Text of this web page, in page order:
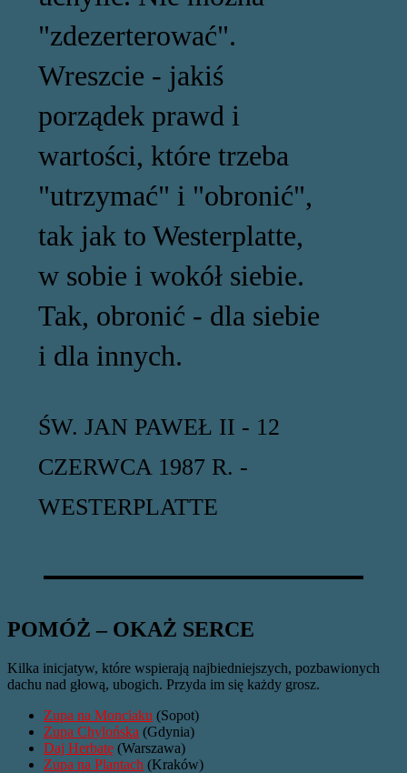
"zdezerterować".
Wreszcie - jakiś
porządek prawd i
wartości, które trzeba
"utrzymać" i "obronić",
tak jak to Westerplatte,
w sobie i wokół siebie.
Tak, obronić - dla siebie
i dla innych.
ŚW. JAN PAWEŁ II - 12
CZERWCA 1987 R. -
WESTERPLATTE
POMÓŻ – OKAŻ SERCE
Kilka inicjatyw, które wspierają najbiedniejszych, pozbawionych
dachu nad głową, ubogich. Przyda im się każdy grosz.
Zupa na Monciaku (Sopot)
Zupa Chylońska (Gdynia)
Daj Herbatę (Warszawa)
Zupa na Plantach (Kraków)